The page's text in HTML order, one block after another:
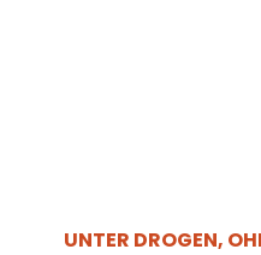
UNTER DROGEN,